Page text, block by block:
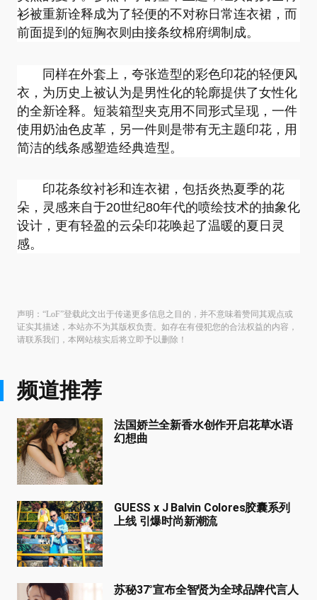
衫被重新诠释成为了轻便的不对称日常连衣裙，而
前面提到的短胸衣则由接条纹棉府绸制成。
同样在外套上，夸张造型的彩色印花的轻便风
衣，为历史上被认为是男性化的轮廓提供了女性化
的全新诠释。短装箱型夹克用不同形式呈现，一件
使用奶油色皮革，另一件则是带有无主题印花，用
简洁的线条感塑造经典造型。
印花条纹衬衫和连衣裙，包括炎热夏季的花
朵，灵感来自于20世纪80年代的喷绘技术的抽象化
设计，更有轻盈的云朵印花唤起了温暖的夏日灵
感。
声明：“LoF”登载此文出于传递更多信息之目的，并不意味着赞同其观点或
证实其描述，本站亦不为其版权负责。如存在有侵犯您的合法权益的内容，
请联系我们，本网站核实后将立即予以删除！
频道推荐
法国娇兰全新香水创作开启花草水语
幻想曲
GUESS x J Balvin Colores胶囊系列
上线 引爆时尚新潮流
苏秘37°宣布全智贤为全球品牌代言人